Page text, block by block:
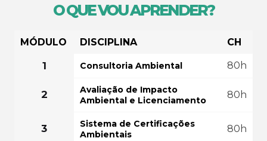
FAÇA SUA
GRÁTIS
COMEÇAR AGORA
O QUE VOU APRENDER?
MÓDULO DISCIPLINA CH
1 Consultoria Ambiental 80h
2
Avaliação de Impacto
Ambiental e Licenciamento
80h
3
Sistema de Certificações
Ambientais
80h